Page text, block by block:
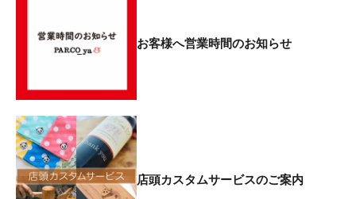
お客様へ営業時間のお知らせ
店頭カスタムサービスのご案内